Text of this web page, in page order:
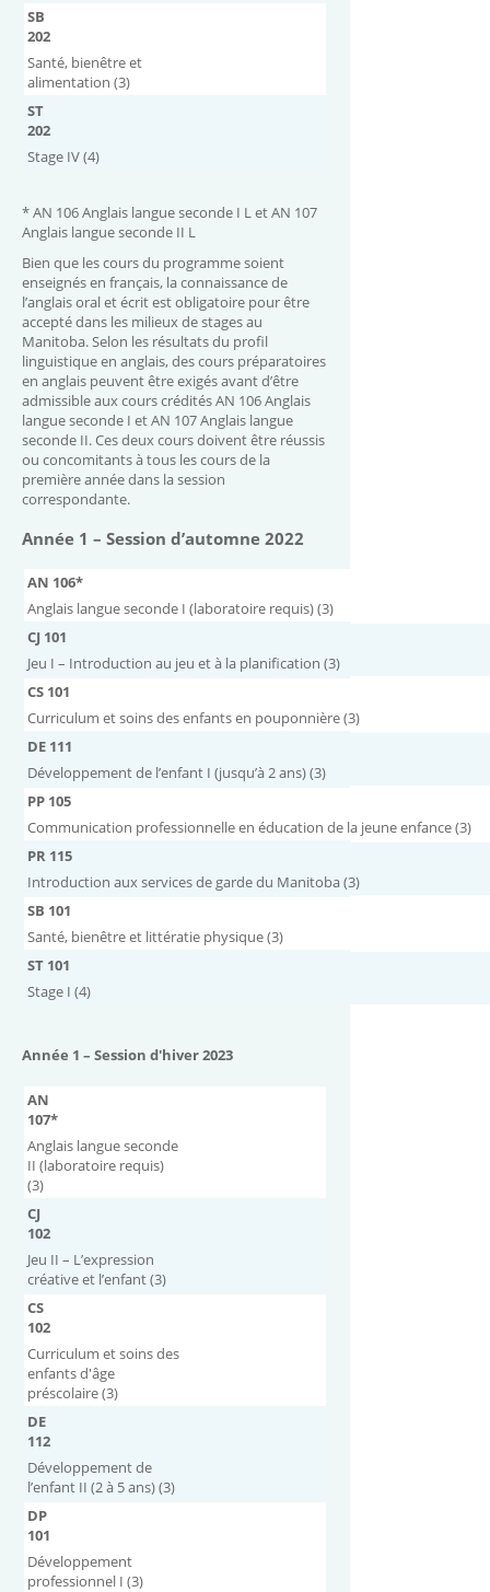
SB
202
Santé, bienêtre et
alimentation (3)
ST
202
Stage IV (4)
* AN 106 Anglais langue seconde I L et AN 107
Anglais langue seconde II L
Bien que les cours du programme soient
enseignés en français, la connaissance de
l’anglais oral et écrit est obligatoire pour être
accepté dans les milieux de stages au
Manitoba. Selon les résultats du profil
linguistique en anglais, des cours préparatoires
en anglais peuvent être exigés avant d’être
admissible aux cours crédités AN 106 Anglais
langue seconde I et AN 107 Anglais langue
seconde II. Ces deux cours doivent être réussis
ou concomitants à tous les cours de la
première année dans la session
correspondante.
Année 1 – Session d’automne 2022
AN 106*
Anglais langue seconde I (laboratoire requis) (3)
CJ 101
Jeu I – Introduction au jeu et à la planification (3)
CS 101
Curriculum et soins des enfants en pouponnière (3)
DE 111
Développement de l’enfant I (jusqu’à 2 ans) (3)
PP 105
Communication professionnelle en éducation de la jeune enfance (3)
PR 115
Introduction aux services de garde du Manitoba (3)
SB 101
Santé, bienêtre et littératie physique (3)
ST 101
Stage I (4)
Année 1 – Session d'hiver 2023
AN
107*
Anglais langue seconde
II (laboratoire requis)
(3)
CJ
102
Jeu II – L’expression
créative et l’enfant (3)
CS
102
Curriculum et soins des
enfants d'âge
préscolaire (3)
DE
112
Développement de
l’enfant II (2 à 5 ans) (3)
DP
101
Développement
professionnel I (3)